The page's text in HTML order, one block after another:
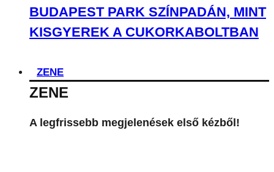
BUDAPEST PARK SZÍNPADÁN, MINT
KISGYEREK A CUKORKABOLTBAN
ZENE
ZENE
A legfrissebb megjelenések első kézből!